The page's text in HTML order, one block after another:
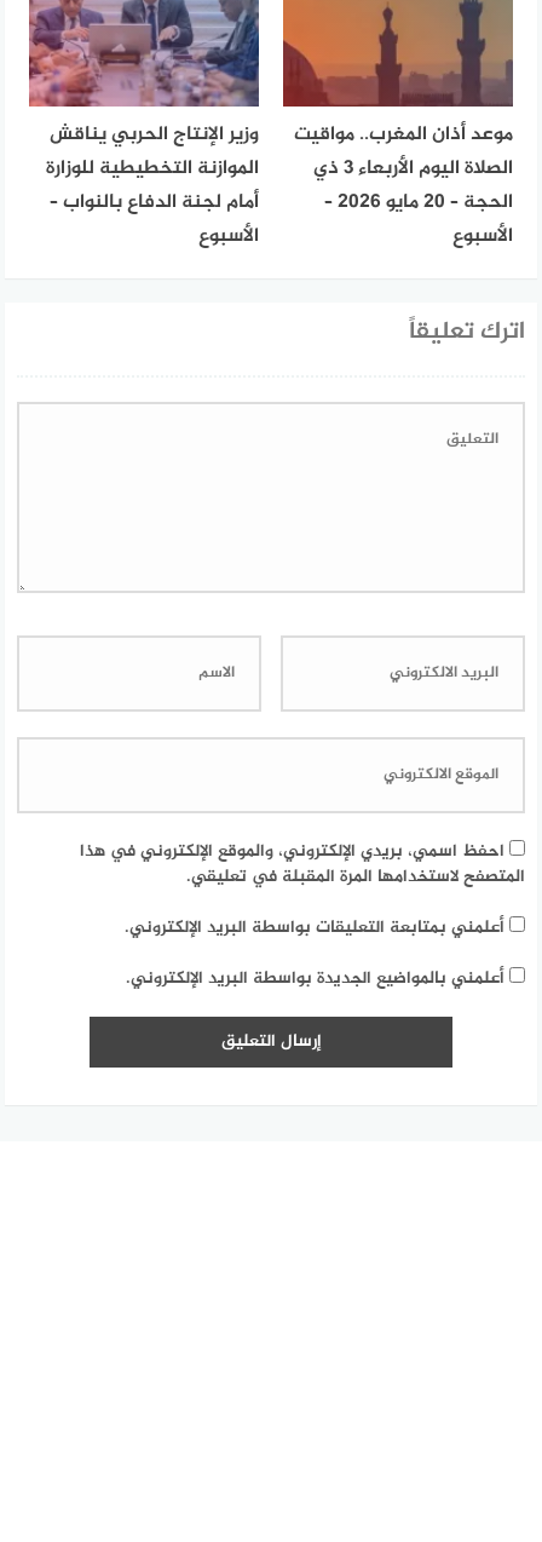
موعد أذان المغرب.. مواقيت
الصلاة اليوم الأربعاء 3 ذي
الحجة – 20 مايو 2026 –
الأسبوع
وزير الإنتاج الحربي يناقش
الموازنة التخطيطية للوزارة
أمام لجنة الدفاع بالنواب –
الأسبوع
اترك تعليقاً
احفظ اسمي، بريدي الإلكتروني، والموقع الإلكتروني في هذا
المتصفح لاستخدامها المرة المقبلة في تعليقي.
أعلمني بمتابعة التعليقات بواسطة البريد الإلكتروني.
أعلمني بالمواضيع الجديدة بواسطة البريد الإلكتروني.